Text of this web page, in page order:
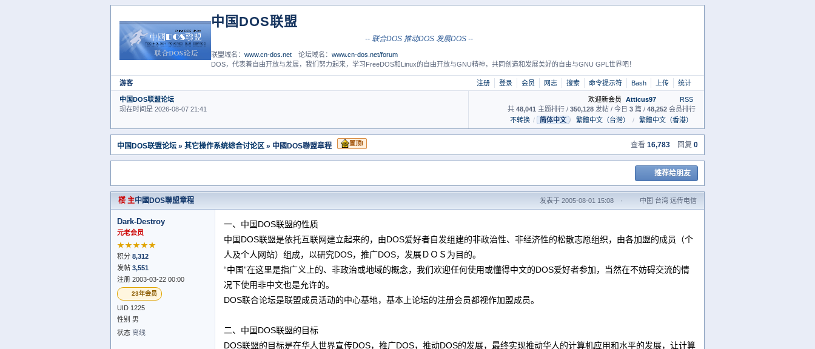
中国DOS联盟
-- 联合DOS 推动DOS 发展DOS --
联盟域名：www.cn-dos.net 论坛域名：www.cn-dos.net/forum
DOS，代表着自由开放与发展，我们努力起来，学习FreeDOS和Linux的自由开放与GNU精神，共同创造和发展美好的自由与GNU GPL世界吧！
游客 注册 登录 会员 网志 搜索 命令提示符 Bash 上传 统计
中国DOS联盟论坛
现在时间是 2026-08-07 21:41
欢迎新会员 Atticus97
RSS
共 48,041 主题排行 / 350,128 发帖 / 今日 3 篇 / 48,252 会员排行
不转换 / 简体中文 / 繁體中文（台灣） / 繁體中文（香港）
中国DOS联盟论坛 » 其它操作系统综合讨论区 » 中國DOS聯盟章程 置顶I 查看 16,783 回复 0
推荐给朋友
楼 主中國DOS聯盟章程 发表于 2005-08-01 15:08 · 中国 台湾 远传电信
Dark-Destroy
元老会员
★★★★★
积分 8,312
发帖 3,551
注册 2003-03-22 00:00
23年会员
UID 1225
性别 男
状态 离线
一、中国DOS联盟的性质
中国DOS联盟是依托互联网建立起来的，由DOS爱好者自发组建的非政治性、非经济性的松散志愿组织，由各加盟的成员（个
人及个人网站）组成，以研究DOS，推广DOS，发展ＤＯＳ为目的。
“中国”在这里是指广义上的、非政治或地域的概念，我们欢迎任何使用或懂得中文的DOS爱好者参加，当然在不妨碍交流的情
况下使用非中文也是允许的。
DOS联合论坛是联盟成员活动的中心基地，基本上论坛的注册会员都视作加盟成员。
二、中国DOS联盟的目标
DOS联盟的目标是在华人世界宣传DOS，推广DOS，推动DOS的发展，最终实现推动华人的计算机应用和水平的发展，让计算